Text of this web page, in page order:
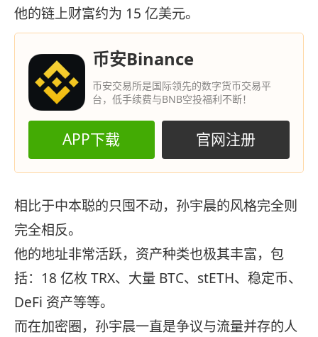
他的链上财富约为 15 亿美元。
币安Binance
币安交易所是国际领先的数字货币交易平
台，低手续费与BNB空投福利不断！
APP下载 官网注册
相比于中本聪的只囤不动，孙宇晨的风格完全则
完全相反。
他的地址非常活跃，资产种类也极其丰富，包
括：18 亿枚 TRX、大量 BTC、stETH、稳定币、
DeFi 资产等等。
而在加密圈，孙宇晨一直是争议与流量并存的人